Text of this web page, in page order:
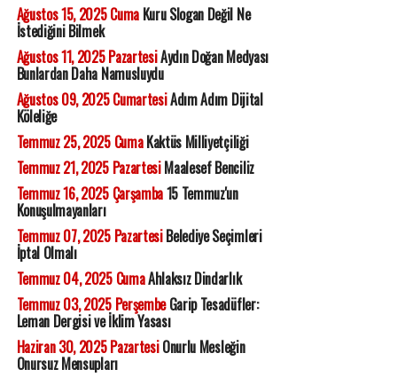
Ağustos 15, 2025 CumaKuru Slogan Değil Ne
İstediğini Bilmek
Ağustos 11, 2025 PazartesiAydın Doğan Medyası
Bunlardan Daha Namusluydu
Ağustos 09, 2025 CumartesiAdım Adım Dijital
Köleliğe
Temmuz 25, 2025 CumaKaktüs Milliyetçiliği
Temmuz 21, 2025 PazartesiMaalesef Benciliz
Temmuz 16, 2025 Çarşamba15 Temmuz'un
Konuşulmayanları
Temmuz 07, 2025 PazartesiBelediye Seçimleri
İptal Olmalı
Temmuz 04, 2025 CumaAhlaksız Dindarlık
Temmuz 03, 2025 PerşembeGarip Tesadüfler:
Leman Dergisi ve İklim Yasası
Haziran 30, 2025 PazartesiOnurlu Mesleğin
Onursuz Mensupları